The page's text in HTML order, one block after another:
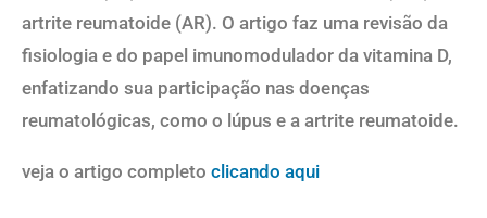
artrite reumatoide (AR). O artigo faz uma revisão da
fisiologia e do papel imunomodulador da vitamina D,
enfatizando sua participação nas doenças
reumatológicas, como o lúpus e a artrite reumatoide.
veja o artigo completo clicando aqui